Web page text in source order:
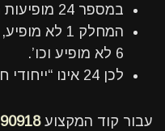
במספר 24 מופיעות הספרות 2 ו-4.
6 לא מופיע וכו’.
לכן 24 אינו “ייחודי חלוקתית”.
עבור קוד המקצוע90918